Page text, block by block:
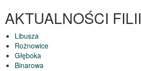
AKTUALNOŚCI FILII
Libusza
Rożnowice
Głęboka
Binarowa